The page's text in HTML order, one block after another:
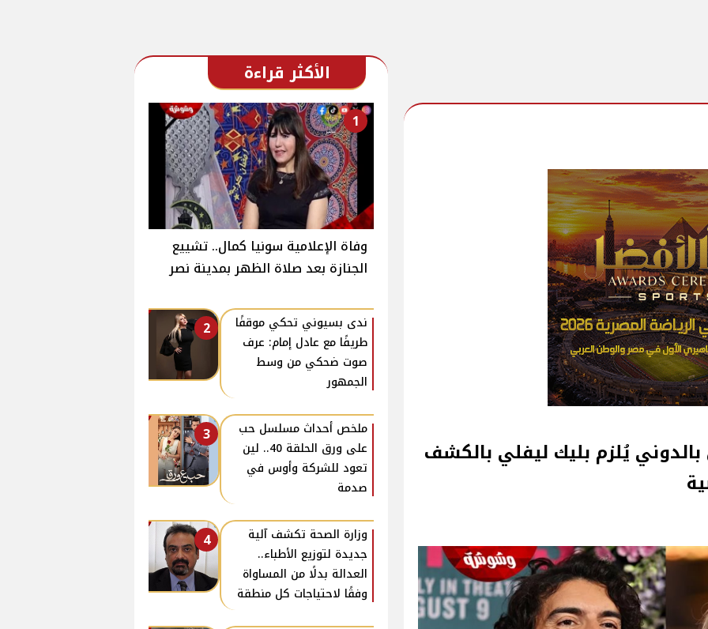
يُلزم بليك ليفلي بالكشف
الأكثر قراءة
1
وفاة الإعلامية سونيا كمال.. تشييع
الجنازة بعد صلاة الظهر بمدينة نصر
2
​ندى بسيوني تحكي موقفًا
طريفًا مع عادل إمام: عرف
صوت ضحكي من وسط
الجمهور
3
ملخص أحداث مسلسل حب
على ورق الحلقة 40.. لين
تعود للشركة وأوس في
صدمة
4
وزارة الصحة تكشف آلية
جديدة لتوزيع الأطباء..
العدالة بدلًا من المساواة
وفقًا لاحتياجات كل منطقة